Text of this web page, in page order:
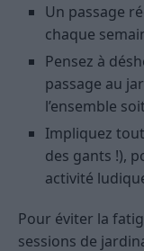
Un passage
chaque
Pensez à
passage au
l’ensemble
Impliquez
des gants !),
activité
Pour éviter la
sessions de